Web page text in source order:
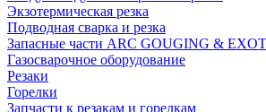
Экзотермическая резка
Подводная сварка и резка
Запасные части ARC GOUGING &
Газосварочное оборудование
Резаки
Горелки
Запчасти к резакам и горелкам